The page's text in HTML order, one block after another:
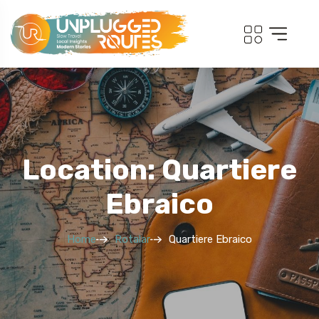
Location: Quartiere
Ebraico
Home Rotalar Quartiere Ebraico